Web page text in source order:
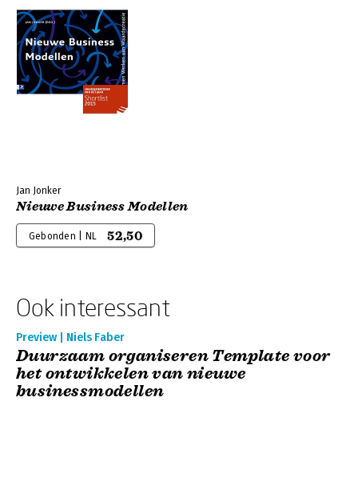
Jan Jonker
Nieuwe Business Modellen
Gebonden | NL 52,50
Ook interessant
Preview | Niels Faber
Duurzaam organiseren Template voor
het ontwikkelen van nieuwe
businessmodellen